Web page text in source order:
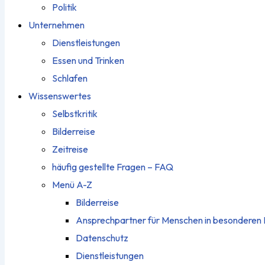
Politik
Unternehmen
Dienstleistungen
Essen und Trinken
Schlafen
Wissenswertes
Selbstkritik
Bilderreise
Zeitreise
häufig gestellte Fragen – FAQ
Menü A-Z
Bilderreise
Ansprechpartner für Menschen in
Datenschutz
Dienstleistungen